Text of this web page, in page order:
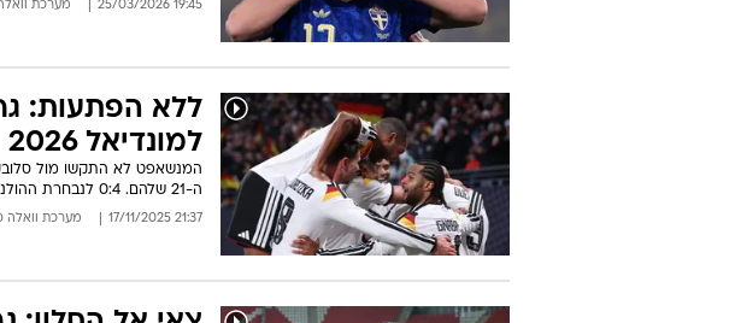
19:45 25/03/2026 מערכת
ללא הפתעות:
למונדיאל 2026
ה-21 שלהם. 0:4 לנבחרת ההולנדית על ליטא בסיום הקמפיין
21:37 17/11/2025 מערכת וואלה